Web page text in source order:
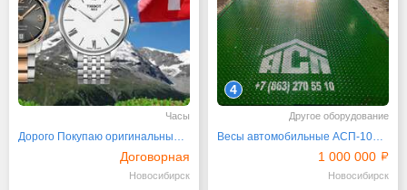
Часы
Дорого Покупаю оригинальные швейцарские часы
Договорная
Новосибирск
4
Другое оборудование
Весы автомобильные АСП-100-24 приямочные
1 000 000
Новосибирск